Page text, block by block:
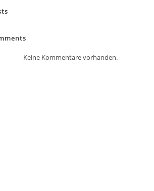
Keine Kommentare vorhanden.